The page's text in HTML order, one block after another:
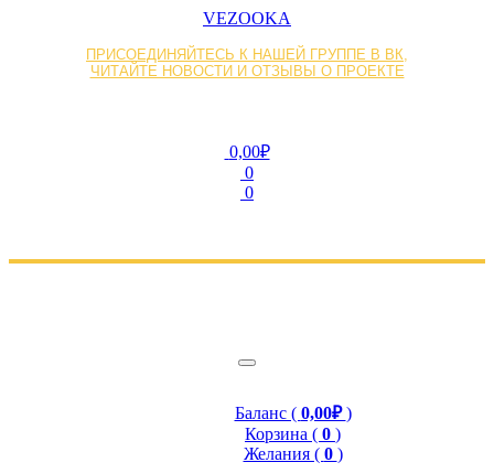
VEZOOKA
ПРИСОЕДИНЯЙТЕСЬ К НАШЕЙ ГРУППЕ В ВК,
ЧИТАЙТЕ НОВОСТИ И ОТЗЫВЫ О ПРОЕКТЕ
0,00₽
0
0
Баланс ( 0,00₽)
Корзина ( 0 )
Желания ( 0 )